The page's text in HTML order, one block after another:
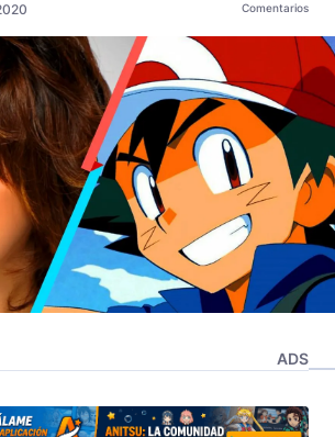
Comentarios
ADS